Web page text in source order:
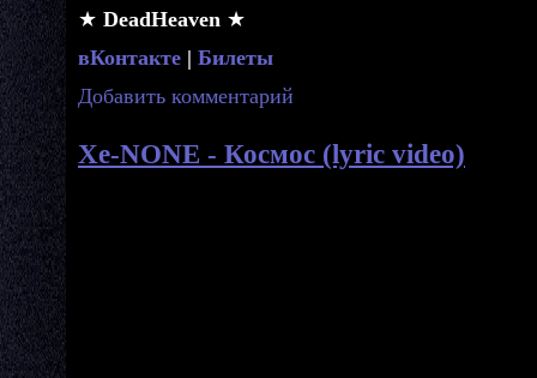
★ DeadHeaven ★
вКонтакте | Билеты
Добавить комментарий
Xe-NONE - Космос (lyric video)